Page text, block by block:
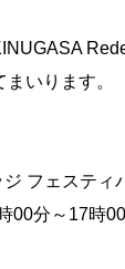
いります。
フェスティ
00分～17時